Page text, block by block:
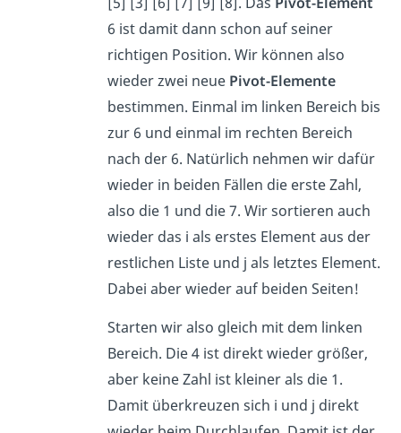
6 ist damit dann schon auf seiner
richtigen Position. Wir können also
wieder zwei neue Pivot-Elemente
bestimmen. Einmal im linken Bereich bis
zur 6 und einmal im rechten Bereich
nach der 6. Natürlich nehmen wir dafür
wieder in beiden Fällen die erste Zahl,
also die 1 und die 7. Wir sortieren auch
wieder das i als erstes Element aus der
restlichen Liste und j als letztes Element.
Dabei aber wieder auf beiden Seiten!
Starten wir also gleich mit dem linken
Bereich. Die 4 ist direkt wieder größer,
aber keine Zahl ist kleiner als die 1.
Damit überkreuzen sich i und j direkt